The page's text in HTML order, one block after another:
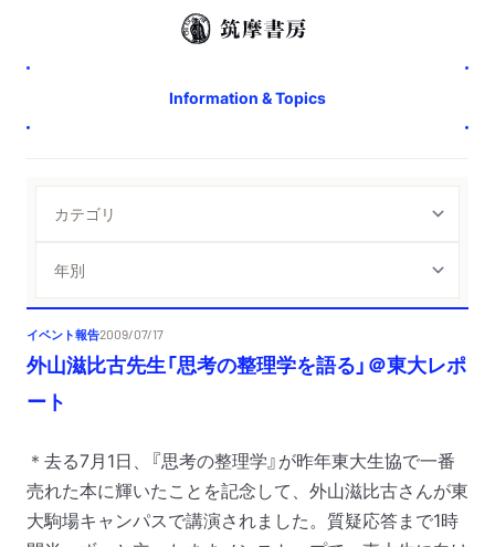
Information & Topics
イベント報告2009/07/17
外山滋比古先生「思考の整理学を語る」＠東大レポ
ート
＊去る7月1日、『思考の整理学』が昨年東大生協で一番
売れた本に輝いたことを記念して、外山滋比古さんが東
大駒場キャンパスで講演されました。質疑応答まで1時